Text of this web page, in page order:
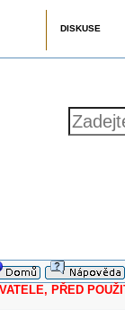
DISKUSE
PŘED